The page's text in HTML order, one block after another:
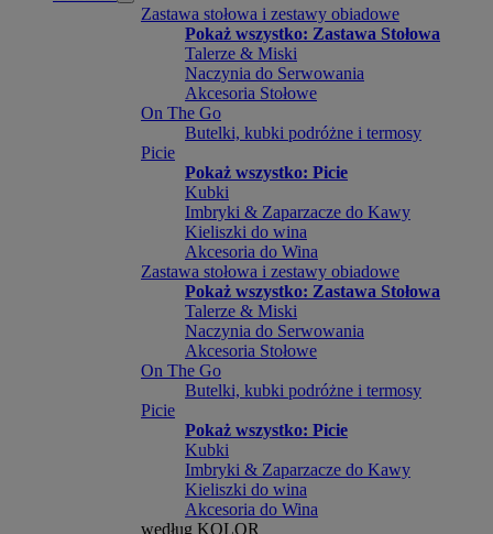
Zastawa stołowa i zestawy obiadowe
Pokaż wszystko: Zastawa Stołowa
Talerze & Miski
Naczynia do Serwowania
Akcesoria Stołowe
On The Go
Butelki, kubki podróżne i termosy
Picie
Pokaż wszystko: Picie
Kubki
Imbryki & Zaparzacze do Kawy
Kieliszki do wina
Akcesoria do Wina
Zastawa stołowa i zestawy obiadowe
Pokaż wszystko: Zastawa Stołowa
Talerze & Miski
Naczynia do Serwowania
Akcesoria Stołowe
On The Go
Butelki, kubki podróżne i termosy
Picie
Pokaż wszystko: Picie
Kubki
Imbryki & Zaparzacze do Kawy
Kieliszki do wina
Akcesoria do Wina
według KOLOR